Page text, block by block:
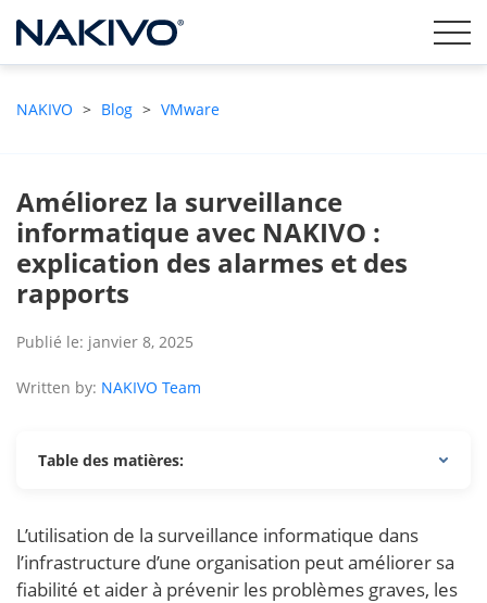
NAKIVO > Blog > VMware
Améliorez la surveillance
informatique avec NAKIVO :
explication des alarmes et des
rapports
Publié le: janvier 8, 2025
Written by: NAKIVO Team
Table des matières:
L’utilisation de la surveillance informatique dans
l’infrastructure d’une organisation peut améliorer sa
fiabilité et aider à prévenir les problèmes graves, les